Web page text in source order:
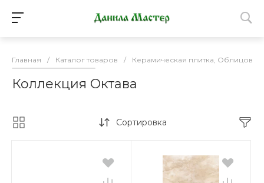
Главная / Каталог товаров / Керамическая плитка,
Коллекция Октава
Сортировка